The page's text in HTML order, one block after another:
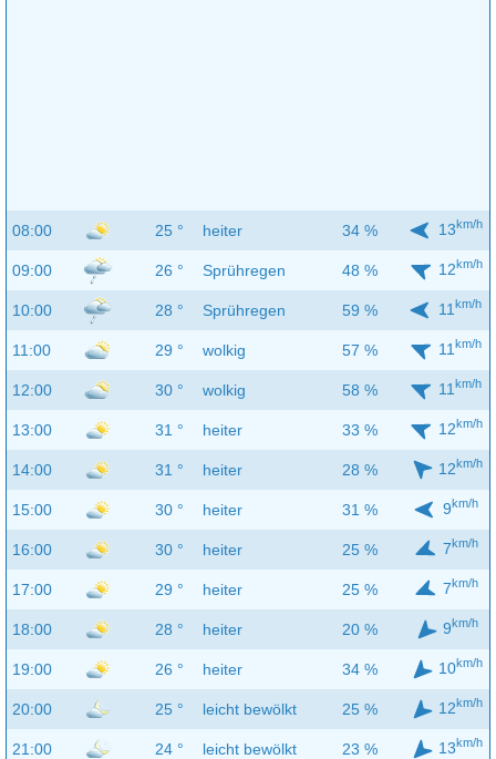
08:00 25 ° heiter 34 % 13km/h
09:00 26 ° Sprühregen 48 % 12km/h
10:00 28 ° Sprühregen 59 % 11 km/h
11:00 29 ° wolkig 57 % 11 km/h
12:00 30 ° wolkig 58 % 11 km/h
13:00 31 ° heiter 33 % 12km/h
14:00 31 ° heiter 28 % 12km/h
15:00 30 ° heiter 31 % 9km/h
16:00 30 ° heiter 25 % 7km/h
17:00 29 ° heiter 25 % 7km/h
18:00 28 ° heiter 20 % 9km/h
19:00 26 ° heiter 34 % 10km/h
20:00 25 ° leicht bewölkt 25 % 12km/h
21:00 24 ° leicht bewölkt 23 % 13km/h